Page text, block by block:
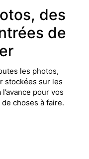
des
de
les photos,
stockées sur les
pour vos
choses à faire.